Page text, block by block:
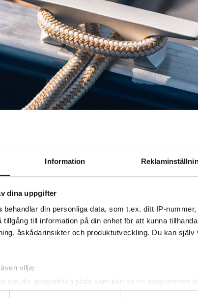
Information
dina uppgifter
behandlar din personliga data, som t.ex. ditt IP-
till information på din enhet för att kunna
åskådarinsikter och produktutveckling. Du kan
vilja:
om din geografiska plats som kan ha en noggrannhet
genom att aktivt skanna den för specifika kännetecken
och monteringsanvisning medföljer.